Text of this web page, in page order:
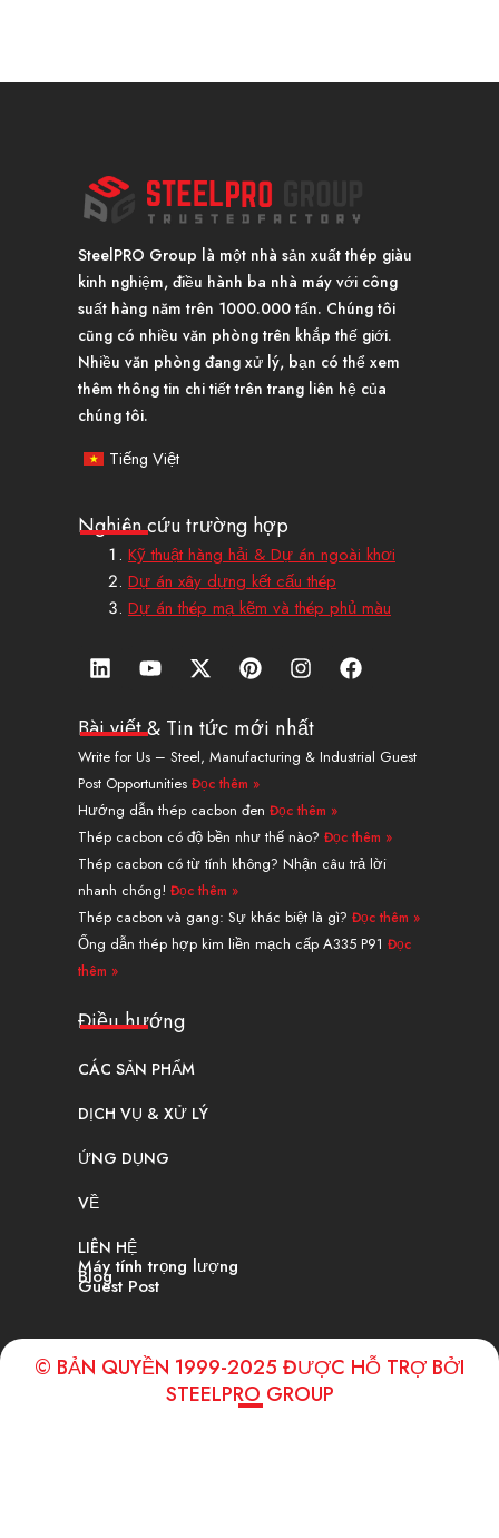
SteelPRO Group là một nhà sản xuất thép giàu
kinh nghiệm, điều hành ba nhà máy với công
suất hàng năm trên 1000.000 tấn. Chúng tôi
cũng có nhiều văn phòng trên khắp thế giới.
Nhiều văn phòng đang xử lý, bạn có thể xem
thêm thông tin chi tiết trên trang liên hệ của
chúng tôi.
Tiếng Việt
Nghiên cứu trường hợp
Kỹ thuật hàng hải & Dự án ngoài khơi
Dự án xây dựng kết cấu thép
Dự án thép mạ kẽm và thép phủ màu
L
i
k
e
d
i
n
Y
o
t
b
e
X
-
w
i
t
t
e
r
P
i
t
e
r
e
s
t
I
n
t
a
g
a
m
F
a
b
o
Bài viết & Tin tức mới nhất
Write for Us – Steel, Manufacturing & Industrial Guest
Post Opportunities Đọc thêm »
Hướng dẫn thép cacbon đen Đọc thêm »
Thép cacbon có độ bền như thế nào? Đọc thêm »
Thép cacbon có từ tính không? Nhận câu trả lời
nhanh chóng! Đọc thêm »
Thép cacbon và gang: Sự khác biệt là gì? Đọc thêm »
Ống dẫn thép hợp kim liền mạch cấp A335 P91 Đọc
thêm »
Điều hướng
CÁC SẢN PHẨM
DỊCH VỤ & XỬ LÝ
ỨNG DỤNG
VỀ
LIÊN HỆ
Máy tính trọng lượng
Blog
Guest Post
© BẢN QUYỀN 1999-2025 ĐƯỢC HỖ TRỢ BỞI
STEELPRO GROUP